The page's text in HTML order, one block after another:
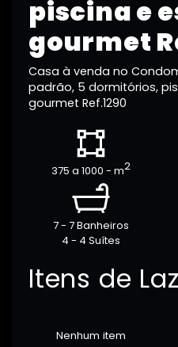
piscina e
gourmet
Casa à venda no
padrão, 5 dormitórios,
gourmet Ref.1290
375 a 1000 - m2
7 - 7 Banheiros
4 - 4 Suítes
Itens de
Nenhum item